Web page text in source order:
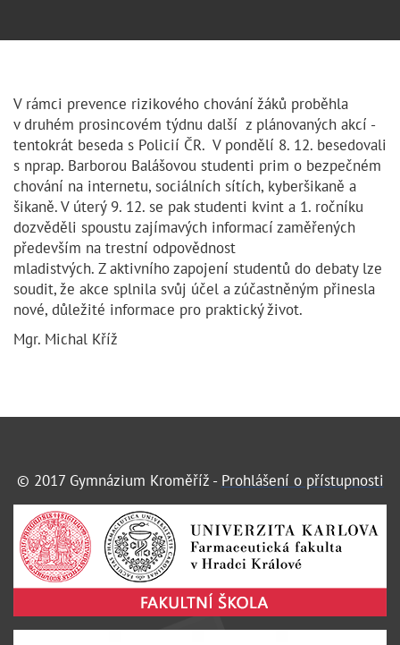
V rámci prevence rizikového chování žáků proběhla
v druhém prosincovém týdnu další z plánovaných akcí -
tentokrát beseda s Policií ČR. V pondělí 8. 12. besedovali
s nprap. Barborou Balášovou studenti prim o bezpečném
chování na internetu, sociálních sítích, kyberšikaně a
šikaně. V úterý 9. 12. se pak studenti kvint a 1. ročníku
dozvěděli spoustu zajímavých informací zaměřených
především na trestní odpovědnost
mladistvých. Z aktivního zapojení studentů do debaty lze
soudit, že akce splnila svůj účel a zúčastněným přinesla
nové, důležité informace pro praktický život.
Mgr. Michal Kříž
© 2017 Gymnázium Kroměříž - Prohlášení o přístupnosti